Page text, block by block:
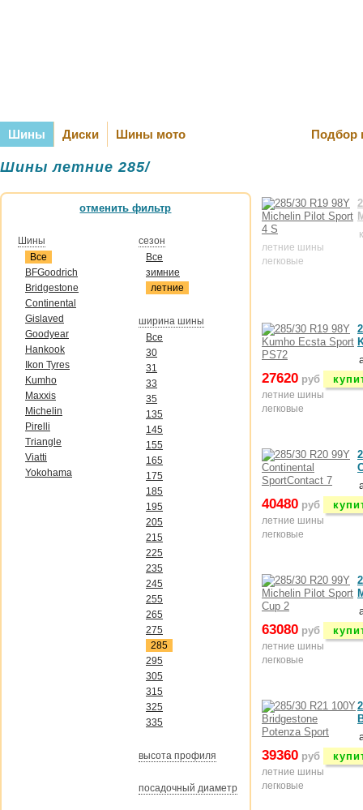
Шины Диски Шины мото Подбор
Шины летние 285/
отменить фильтр
Шины
Все
BFGoodrich
Bridgestone
Continental
Gislaved
Goodyear
Hankook
Ikon Tyres
Kumho
Maxxis
Michelin
Pirelli
Triangle
Viatti
Yokohama
сезон
Все
зимние
летние
ширина шины
Все
30
31
33
35
135
145
155
165
175
185
195
205
215
225
235
245
255
265
275
285
295
305
315
325
335
высота профиля
посадочный диаметр
летние шины
легковые
27620 руб
летние шины
легковые
40480 руб
летние шины
легковые
63080 руб
летние шины
легковые
39360 руб
летние шины
легковые